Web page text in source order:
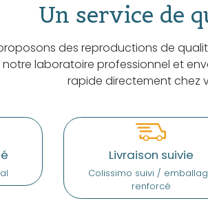
Un service de
des reproductions de
laboratoire professionnel et
rapide directement chez
Livraison suivie
Colissimo suivi /
renforcé